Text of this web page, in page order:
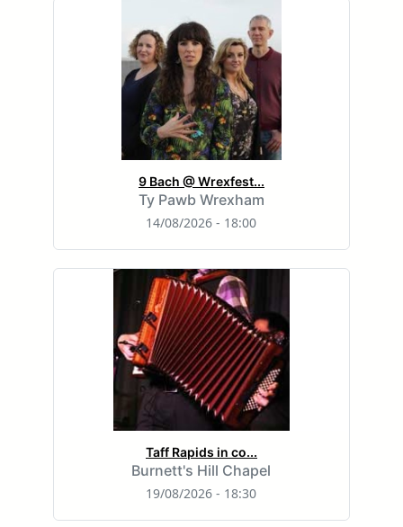
9 Bach @ Wrexfest...
Ty Pawb Wrexham
14/08/2026 - 18:00
Taff Rapids in co...
Burnett's Hill Chapel
19/08/2026 - 18:30